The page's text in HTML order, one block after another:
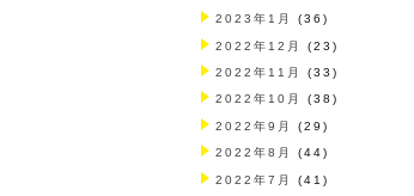
2023年1月 (36)
2022年12月 (23)
2022年11月 (33)
2022年10月 (38)
2022年9月 (29)
2022年8月 (44)
2022年7月 (41)